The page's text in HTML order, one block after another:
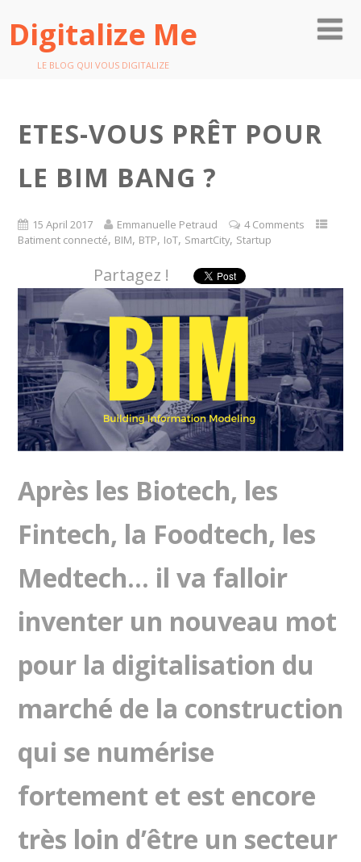
Digitalize Me
LE BLOG QUI VOUS DIGITALIZE
ETES-VOUS PRÊT POUR
LE BIM BANG ?
15 April 2017 Emmanuelle Petraud
4 Comments
Batiment connecté, BIM, BTP, IoT, SmartCity, Startup
Partagez !
Après les Biotech, les
Fintech, la Foodtech, les
Medtech… il va falloir
inventer un nouveau mot
pour la digitalisation du
marché de la construction
qui se numérise
fortement et est encore
très loin d’être un secteur